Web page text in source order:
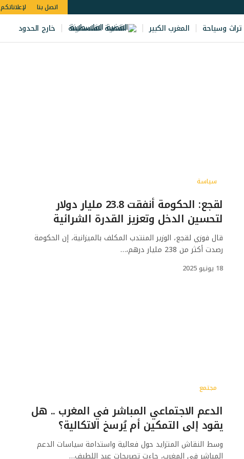
اتصل بنا لإعلاناتكم
تراث وسياحة المغرب الكبير القضية الفلسطينة خارج الحدود
سياسة
لقجع: الحكومة أنفقت 23.8 مليار دولار
لتحسين الدخل وتعزيز القدرة الشرائية
قال فوزي لقجع، الوزير المنتدب المكلف بالميزانية، إن الحكومة
رصدت أكثر من 238 مليار درهم،…
18 يونيو 2025
مجتمع
الدعم الاجتماعي المباشر في المغرب .. هل
يقود إلى التمكين أم يُرسخ الاتكالية؟
وسط النقاش المتزايد حول فعالية واستدامة سياسات الدعم
المباشر في المغرب، جاءت تصريحات عبد اللطيف…